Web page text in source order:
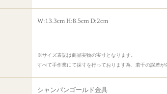
W:13.3cm H:8.5cm D:2cm
※サイズ表記は商品実物の実寸となります。
すべて手作業にて採寸を行っております為、若干の誤差が
シャンパンゴールド金具